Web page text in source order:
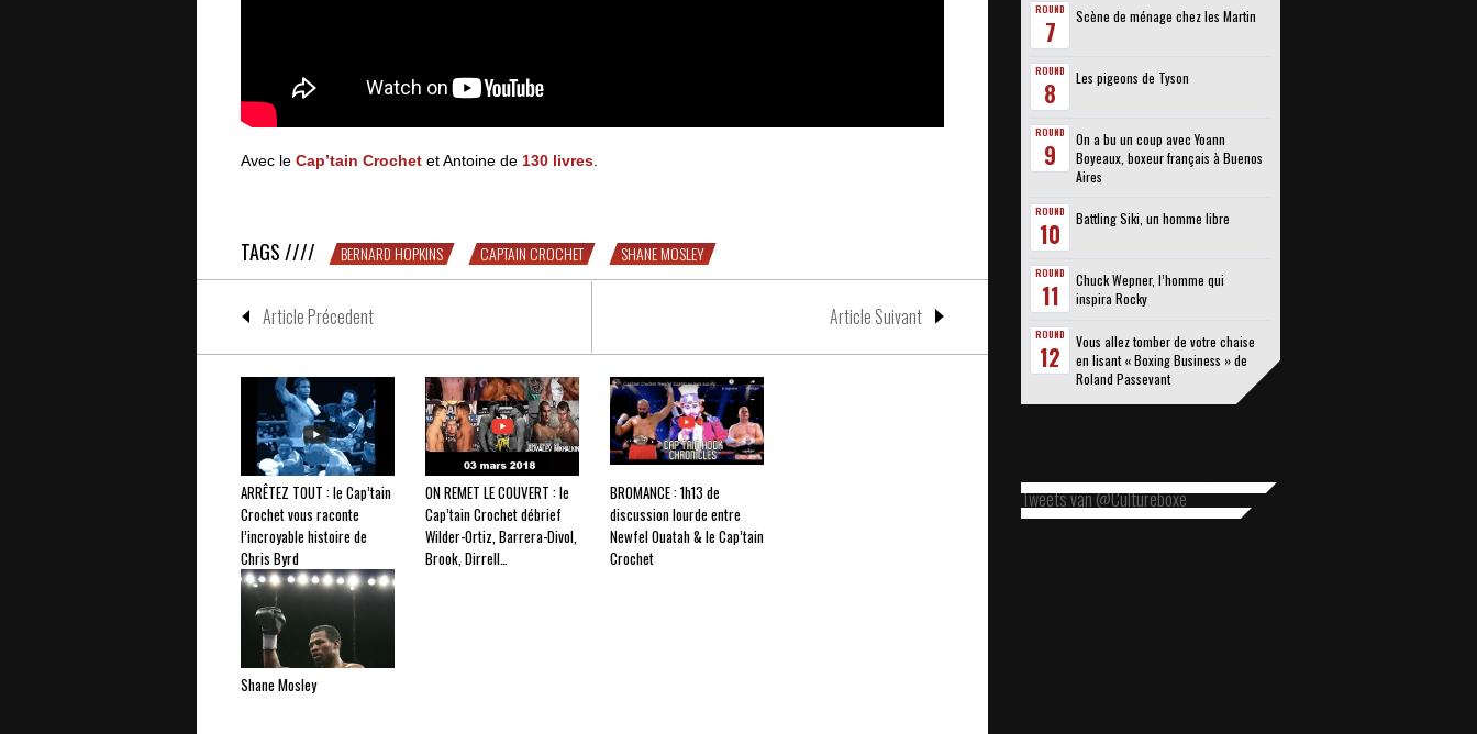
ROUND
7 Scène de ménage chez les Martin
ROUND
8 Les pigeons de Tyson
ROUND
9
On a bu un coup avec Yoann
Boyeaux, boxeur français à Buenos
Aires
ROUND
10 Battling Siki, un homme libre
ROUND
11
Chuck Wepner, l’homme qui
inspira Rocky
ROUND
12
Vous allez tomber de votre chaise
en lisant « Boxing Business » de
Roland Passevant
Tweets van @Cultureboxe
Avec le Cap’tain Crochet et Antoine de 130 livres
TAGS //// BERNARD HOPKINS CAPTAIN CROCHET SHANE MOSLEY
Article Précedent Article Suivant
ARRÊTEZ TOUT : le Cap’tain
Crochet vous raconte
l’incroyable histoire de
Chris Byrd
ON REMET LE COUVERT : le
Cap’tain Crochet débrief
Wilder-Ortiz, Barrera-Divol,
Brook, Dirrell…
BROMANCE : 1h13 de
discussion lourde entre
Newfel Ouatah & le Cap’tain
Crochet
Shane Mosley